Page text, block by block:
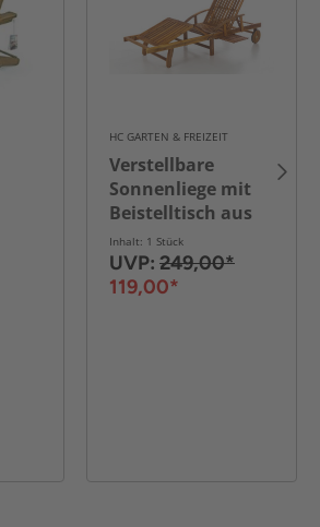
HC GARTEN & FREIZEIT
Verstellbare
Sonnenliege mit
Beistelltisch aus
Akazienholz, ca.
195,5 x 69 x 30/85
cm
Inhalt: 1 Stück
UVP: 249,00*
119,00*